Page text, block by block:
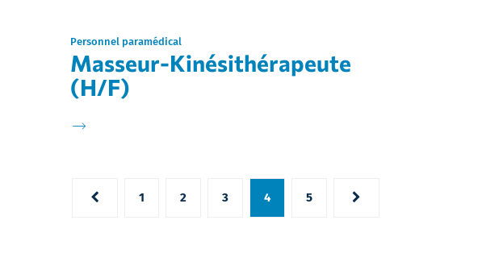
Personnel paramédical
Masseur-Kinésithérapeute
(H/F)
1 2 3 4 5